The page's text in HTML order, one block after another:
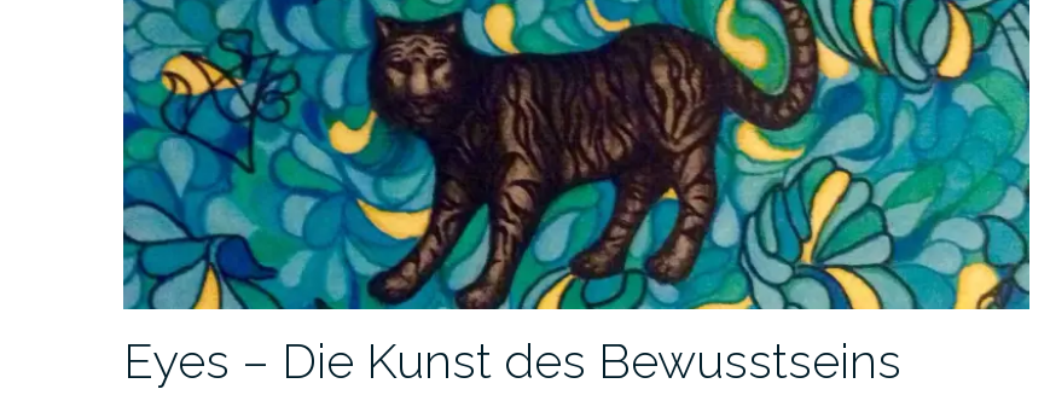
Eyes – Die Kunst des Bewusstseins